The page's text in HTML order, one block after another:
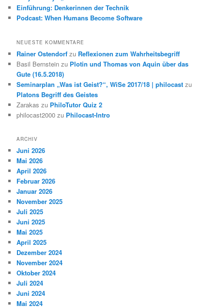
Einführung: Denkerinnen der Technik
Podcast: When Humans Become Software
NEUESTE KOMMENTARE
Rainer Ostendorf zu Reflexionen zum Wahrheitsbegriff
Basil Bernstein zu Plotin und Thomas von Aquin über das
Gute (16.5.2018)
Seminarplan „Was ist Geist?“, WiSe 2017/18 | philocast zu
Platons Begriff des Geistes
Zarakas zu PhiloTutor Quiz 2
philocast2000 zu Philocast-Intro
ARCHIV
Juni 2026
Mai 2026
April 2026
Februar 2026
Januar 2026
November 2025
Juli 2025
Juni 2025
Mai 2025
April 2025
Dezember 2024
November 2024
Oktober 2024
Juli 2024
Juni 2024
Mai 2024